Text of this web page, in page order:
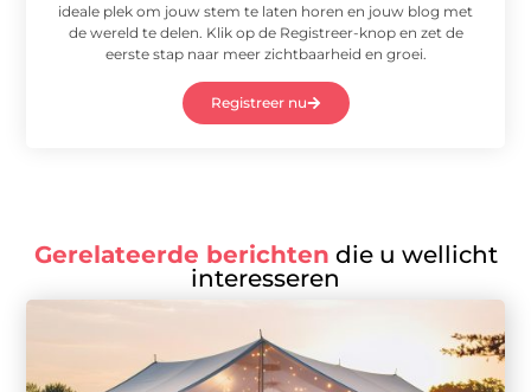
ideale plek om jouw stem te laten horen en jouw blog met
de wereld te delen. Klik op de Registreer-knop en zet de
eerste stap naar meer zichtbaarheid en groei.
Registreer nu
Gerelateerde berichten die u wellicht
interesseren